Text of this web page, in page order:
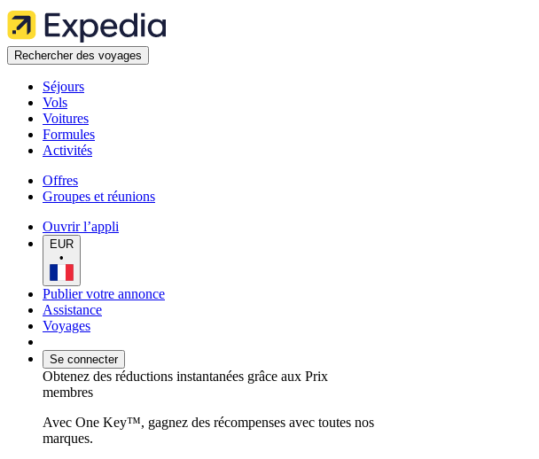
Rechercher des voyages
Séjours
Vols
Voitures
Formules
Activités
Offres
Groupes et réunions
Ouvrir l’appli
EUR
•
Publier votre annonce
Assistance
Voyages
Se connecter
Obtenez des réductions instantanées grâce aux Prix
membres
Avec One Key™, gagnez des récompenses avec toutes nos
marques.